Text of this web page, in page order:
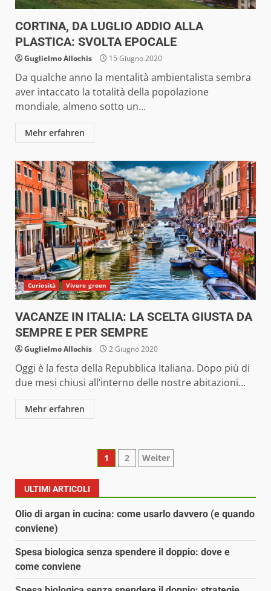
CORTINA, DA LUGLIO ADDIO ALLA
PLASTICA: SVOLTA EPOCALE
Guglielmo Allochis 15 Giugno 2020
Da qualche anno la mentalità ambientalista sembra
aver intaccato la totalità della popolazione
mondiale, almeno sotto un...
Mehr erfahren
Curiosità Vivere green
VACANZE IN ITALIA: LA SCELTA GIUSTA DA
SEMPRE E PER SEMPRE
Guglielmo Allochis 2 Giugno 2020
Oggi è la festa della Repubblica Italiana. Dopo più di
due mesi chiusi all’interno delle nostre abitazioni...
Mehr erfahren
Paginazione
degli
articoli
1 2 Weiter
ULTIMI ARTICOLI
Olio di argan in cucina: come usarlo davvero (e quando
conviene)
Spesa biologica senza spendere il doppio: dove e
come conviene